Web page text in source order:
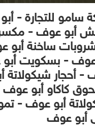
سامو للتجارة -
أبو عوف -
ساخنة أبو
عوف - بسكويت
- أحجار شيكولاتة
كاكاو أبو
أبو عوف -
أبو عوف